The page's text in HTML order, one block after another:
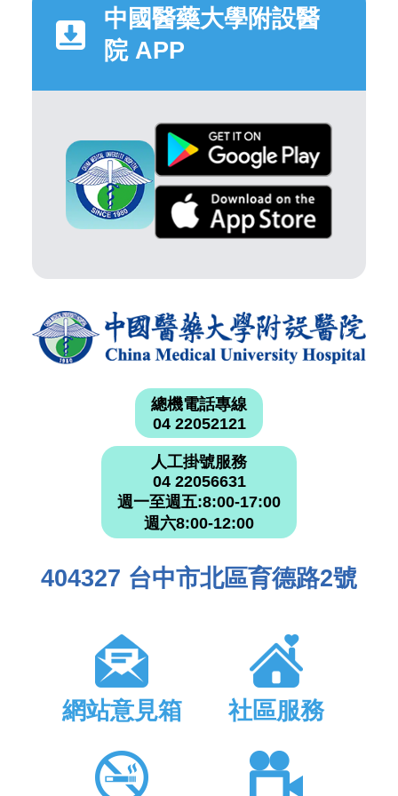
中國醫藥大學附設醫
院 APP
總機電話專線
04 22052121
人工掛號服務
04 22056631
週一至週五:8:00-17:00
週六8:00-12:00
404327 台中市北區育德路2號
網站意見箱 社區服務